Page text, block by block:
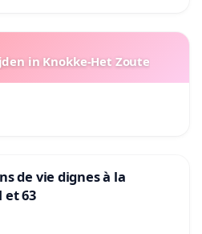
in Knokke-Het Zoute
de vie dignes à la
et 63